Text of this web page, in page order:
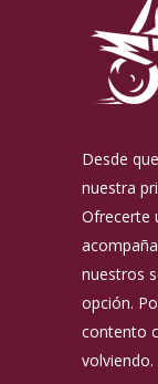
Desde
nuestra
Ofrecerte
nuestros
opción.
contento
volviendo.